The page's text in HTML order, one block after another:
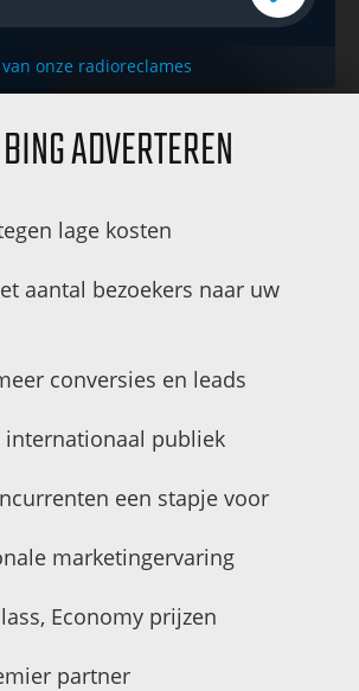
onze radioreclames
ADVERTEREN
lage kosten
aantal bezoekers naar uw
conversies en leads
internationaal publiek
een stapje voor
marketingervaring
Economy prijzen
partner